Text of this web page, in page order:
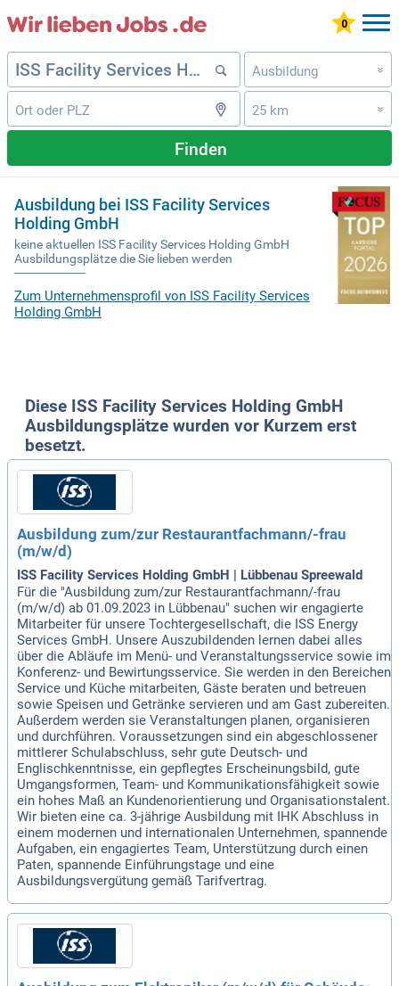
Ausbildung »
25 km »
Finden
Ausbildung bei ISS Facility Services
Holding GmbH
keine aktuellen ISS Facility Services Holding GmbH
Ausbildungsplätze die Sie lieben werden
Zum Unternehmensprofil von ISS Facility Services
Holding GmbH
Diese ISS Facility Services Holding GmbH
Ausbildungsplätze wurden vor Kurzem erst
besetzt.
Ausbildung zum/zur Restaurantfachmann/-frau
(m/w/d)
ISS Facility Services Holding GmbH | Lübbenau Spreewald
Für die "Ausbildung zum/zur Restaurantfachmann/-frau
(m/w/d) ab 01.09.2023 in Lübbenau" suchen wir engagierte
Mitarbeiter für unsere Tochtergesellschaft, die ISS Energy
Services GmbH. Unsere Auszubildenden lernen dabei alles
über die Abläufe im Menü- und Veranstaltungsservice sowie im
Konferenz- und Bewirtungsservice. Sie werden in den Bereichen
Service und Küche mitarbeiten, Gäste beraten und betreuen
sowie Speisen und Getränke servieren und am Gast zubereiten.
Außerdem werden sie Veranstaltungen planen, organisieren
und durchführen. Voraussetzungen sind ein abgeschlossener
mittlerer Schulabschluss, sehr gute Deutsch- und
Englischkenntnisse, ein gepflegtes Erscheinungsbild, gute
Umgangsformen, Team- und Kommunikationsfähigkeit sowie
ein hohes Maß an Kundenorientierung und Organisationstalent.
Wir bieten eine ca. 3-jährige Ausbildung mit IHK Abschluss in
einem modernen und internationalen Unternehmen, spannende
Aufgaben, ein engagiertes Team, Unterstützung durch einen
Paten, spannende Einführungstage und eine
Ausbildungsvergütung gemäß Tarifvertrag.